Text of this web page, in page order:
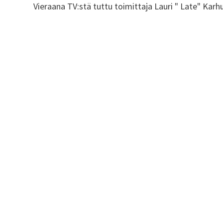
Vieraana TV:stä tuttu toimittaja Lauri " Late"